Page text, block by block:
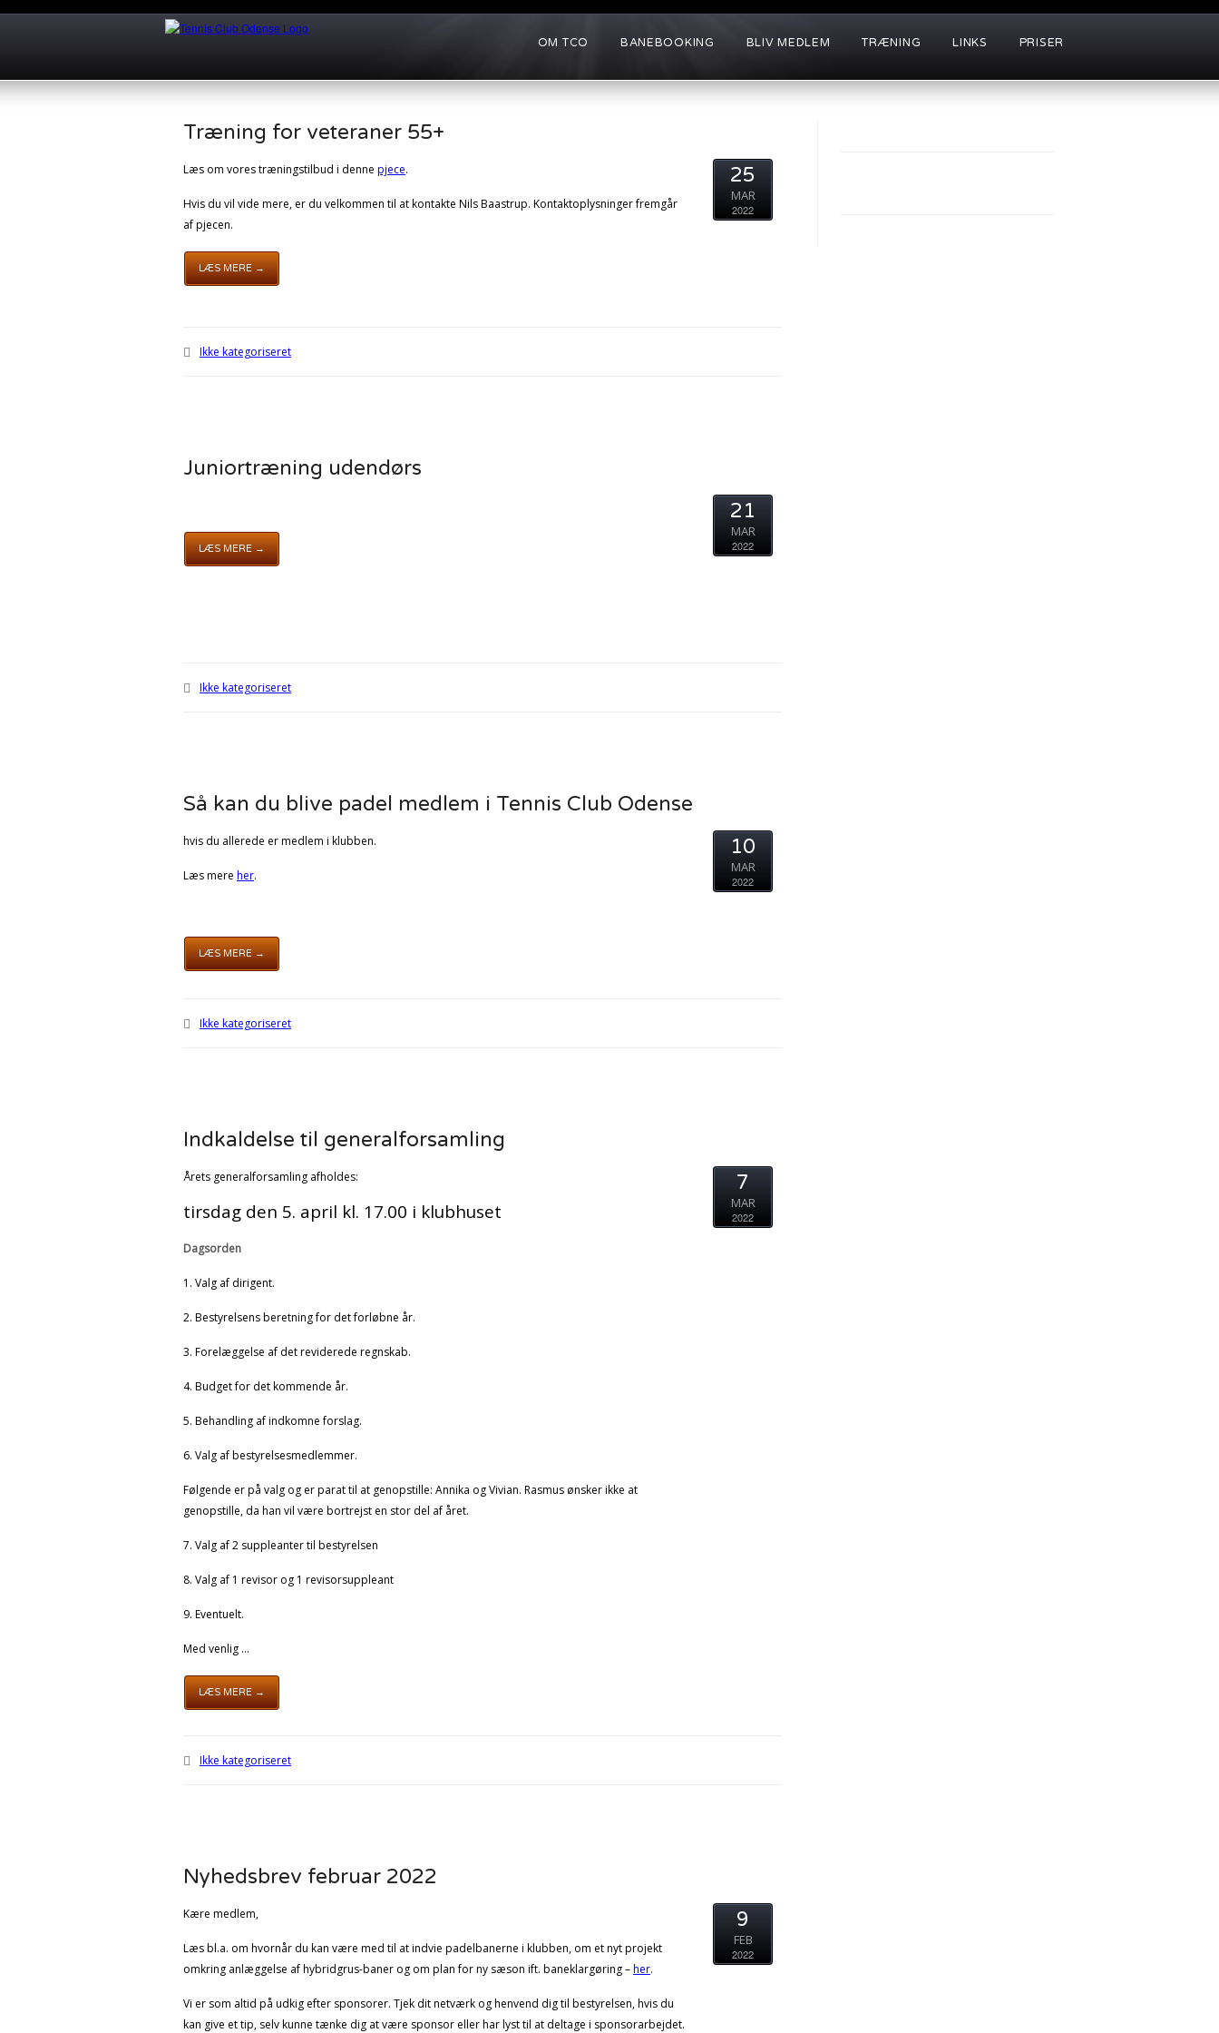
OM TCO BANEBOOKING BLIV MEDLEM TRÆNING LINKS PRISER
Træning for veteraner 55+
Læs om vores træningstilbud i denne pjece.
Hvis du vil vide mere, er du velkommen til at kontakte Nils Baastrup. Kontaktoplysninger fremgår
af pjecen.
LÆS MERE →
25
MAR
2022
Ikke kategoriseret
Juniortræning udendørs
LÆS MERE →
21
MAR
2022
Ikke kategoriseret
Så kan du blive padel medlem i Tennis Club Odense
hvis du allerede er medlem i klubben.
Læs mere her.
LÆS MERE →
10
MAR
2022
Ikke kategoriseret
Indkaldelse til generalforsamling
Årets generalforsamling afholdes:
tirsdag den 5. april kl. 17.00 i klubhuset
Dagsorden
1. Valg af dirigent.
2. Bestyrelsens beretning for det forløbne år.
3. Forelæggelse af det reviderede regnskab.
4. Budget for det kommende år.
5. Behandling af indkomne forslag.
6. Valg af bestyrelsesmedlemmer.
Følgende er på valg og er parat til at genopstille: Annika og Vivian. Rasmus ønsker ikke at
genopstille, da han vil være bortrejst en stor del af året.
7. Valg af 2 suppleanter til bestyrelsen
8. Valg af 1 revisor og 1 revisorsuppleant
9. Eventuelt.
Med venlig ...
LÆS MERE →
7
MAR
2022
Ikke kategoriseret
Nyhedsbrev februar 2022
Kære medlem,
Læs bl.a. om hvornår du kan være med til at indvie padelbanerne i klubben, om et nyt projekt
omkring anlæggelse af hybridgrus-baner og om plan for ny sæson ift. baneklargøring –her.
Vi er som altid på udkig efter sponsorer. Tjek dit netværk og henvend dig til bestyrelsen, hvis du
kan give et tip, selv kunne tænke dig at være sponsor eller har lyst til at deltage i sponsorarbejdet.
9
FEB
2022